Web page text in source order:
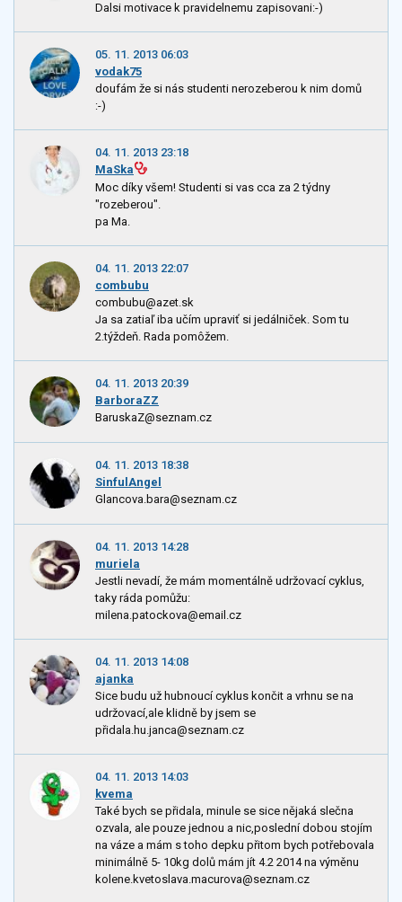
Dalsi motivace k pravidelnemu zapisovani:-)
05. 11. 2013 06:03
vodak75
doufám že si nás studenti nerozeberou k nim domů
:-)
04. 11. 2013 23:18
MaSka
Moc díky všem! Studenti si vas cca za 2 týdny
"rozeberou".
pa Ma.
04. 11. 2013 22:07
combubu
combubu@azet.sk
Ja sa zatiaľ iba učím upraviť si jedálniček. Som tu
2.týždeň. Rada pomôžem.
04. 11. 2013 20:39
BarboraZZ
BaruskaZ@seznam.cz
04. 11. 2013 18:38
SinfulAngel
Glancova.bara@seznam.cz
04. 11. 2013 14:28
muriela
Jestli nevadí, že mám momentálně udržovací cyklus,
taky ráda pomůžu:
milena.patockova@email.cz
04. 11. 2013 14:08
ajanka
Sice budu už hubnoucí cyklus končit a vrhnu se na
udržovací,ale klidně by jsem se
přidala.hu.janca@seznam.cz
04. 11. 2013 14:03
kvema
Také bych se přidala, minule se sice nějaká slečna
ozvala, ale pouze jednou a nic,poslední dobou stojím
na váze a mám s toho depku přitom bych potřebovala
minimálně 5- 10kg dolů mám jít 4.2 2014 na výměnu
kolene.kvetoslava.macurova@seznam.cz